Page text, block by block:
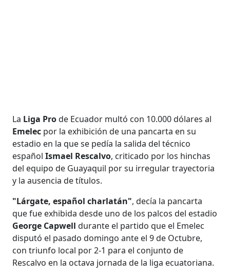
La Liga Prode Ecuador multó con 10.000 dólares al
Emelec por la exhibición de una pancarta en su
estadio en la que se pedía la salida del técnico
español Ismael Rescalvo, criticado por los hinchas
del equipo de Guayaquil por su irregular trayectoria
y la ausencia de títulos.
"Lárgate, español charlatán", decía la pancarta
que fue exhibida desde uno de los palcos del estadio
George Capwell durante el partido que el Emelec
disputó el pasado domingo ante el 9 de Octubre,
con triunfo local por 2-1 para el conjunto de
Rescalvo en la octava jornada de la liga ecuatoriana.